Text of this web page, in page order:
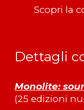
Scopri la
Dettagli
Monolite:
(25 edizioni